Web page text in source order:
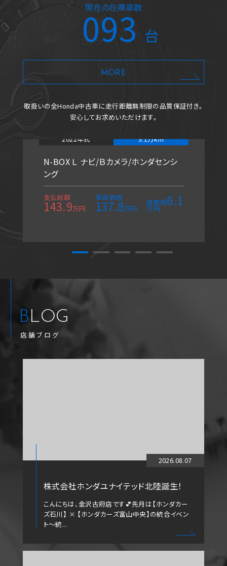
現在の在庫車数
093台
MORE
取扱いの全Honda中古車に走行距離無制限の品質保証付き。
安心してお求めいただけます。
2022年式 3.1万km
N-BOX Ｌ ナビ/Ｂカメラ/ホンダセンシ
ング
支払総額
143.9万円
車両価格
137.8万円
諸費用6.1
万円
BLOG
店舗ブログ
2026.08.07
株式会社ホンダユナイテッド北陸誕生！
こんにちは、金沢古府店です💕先月は【ホンダカー
ズ石川】 × 【ホンダカーズ富山中央】の統合イベン
ト～統...